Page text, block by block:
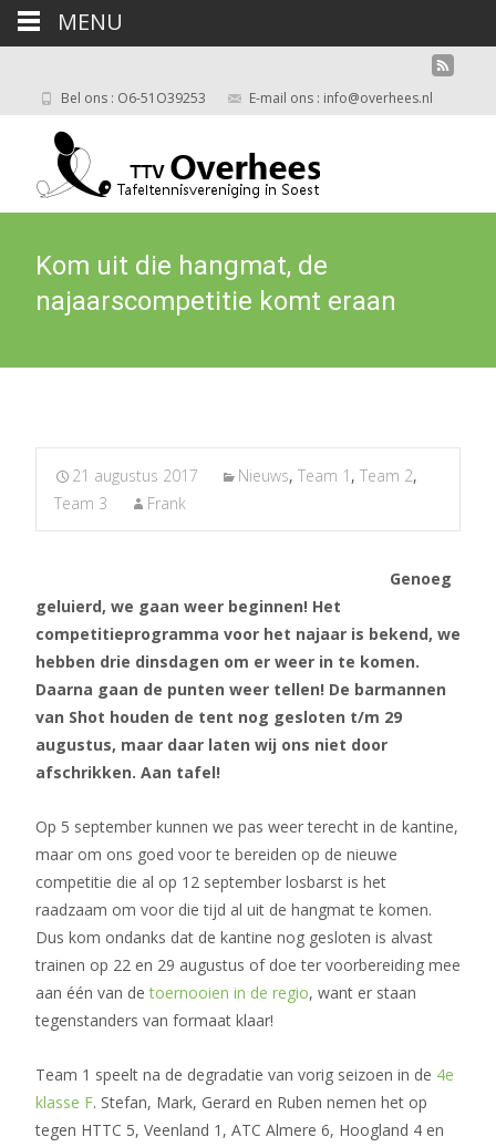
Bel ons : O6-51O39253 E-mail ons : info@overhees.nl
Kom uit die hangmat, de
najaarscompetitie komt eraan
21 augustus 2017 Nieuws, Team 1 , Team 2,
Team 3
Frank
Genoeg
geluierd, we gaan weer beginnen! Het
competitieprogramma voor het najaar is bekend, we
hebben drie dinsdagen om er weer in te komen.
Daarna gaan de punten weer tellen! De barmannen
van Shot houden de tent nog gesloten t/m 29
augustus, maar daar laten wij ons niet door
afschrikken. Aan tafel!
Op 5 september kunnen we pas weer terecht in de kantine,
maar om ons goed voor te bereiden op de nieuwe
competitie die al op 12 september losbarst is het
raadzaam om voor die tijd al uit de hangmat te komen.
Dus kom ondanks dat de kantine nog gesloten is alvast
trainen op 22 en 29 augustus of doe ter voorbereiding mee
aan één van detoernooien in de regio, want er staan
tegenstanders van formaat klaar!
Team 1 speelt na de degradatie van vorig seizoen in de 4e
klasse F. Stefan, Mark, Gerard en Ruben nemen het op
tegen HTTC 5, Veenland 1, ATC Almere 6, Hoogland 4 en
MENU